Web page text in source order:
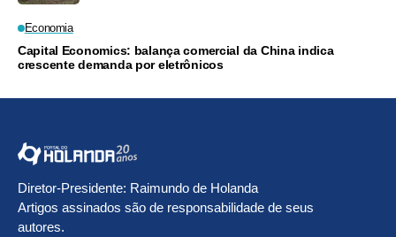
Economia
Capital Economics: balança comercial da China indica
crescente demanda por eletrônicos
Diretor-Presidente: Raimundo de Holanda
Artigos assinados são de responsabilidade de seus
autores.